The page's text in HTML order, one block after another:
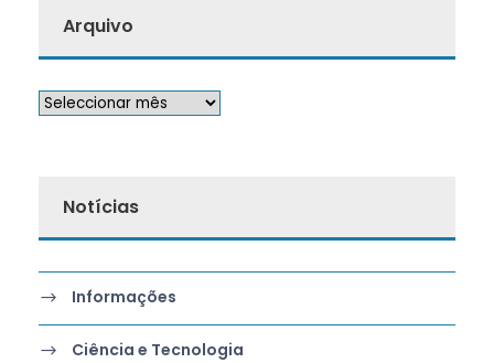
Arquivo
Notícias
Informações
Ciência e Tecnologia